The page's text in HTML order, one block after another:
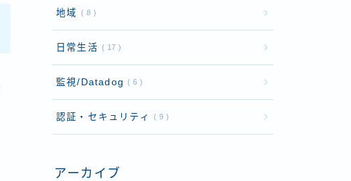
地域 8
日常生活 17
監視/Datadog 6
認証・セキュリティ 9
アーカイブ